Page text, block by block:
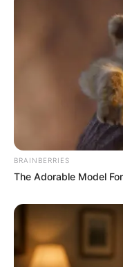
Pronostic Quinté
MONTMARTRE
Retrouvez tous les
Si les courses
BRAINBERRIES
The Adorable Model